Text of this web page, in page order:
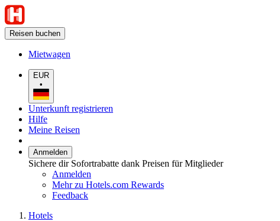
Reisen buchen
Mietwagen
EUR
•
Unterkunft registrieren
Hilfe
Meine Reisen
Anmelden
Sichere dir Sofortrabatte dank Preisen für Mitglieder
Anmelden
Mehr zu Hotels.com Rewards
Feedback
Hotels